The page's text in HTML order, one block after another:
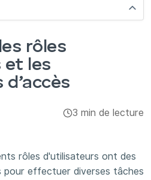
complémentaires
rôles
et les
3 min de lecture
rôles d'utilisateurs ont des
pour effectuer diverses tâches